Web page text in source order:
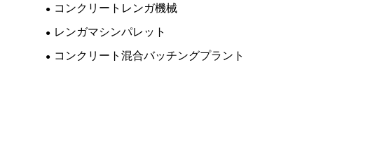
コンクリートレンガ機械
レンガマシンパレット
コンクリート混合バッチングプラント